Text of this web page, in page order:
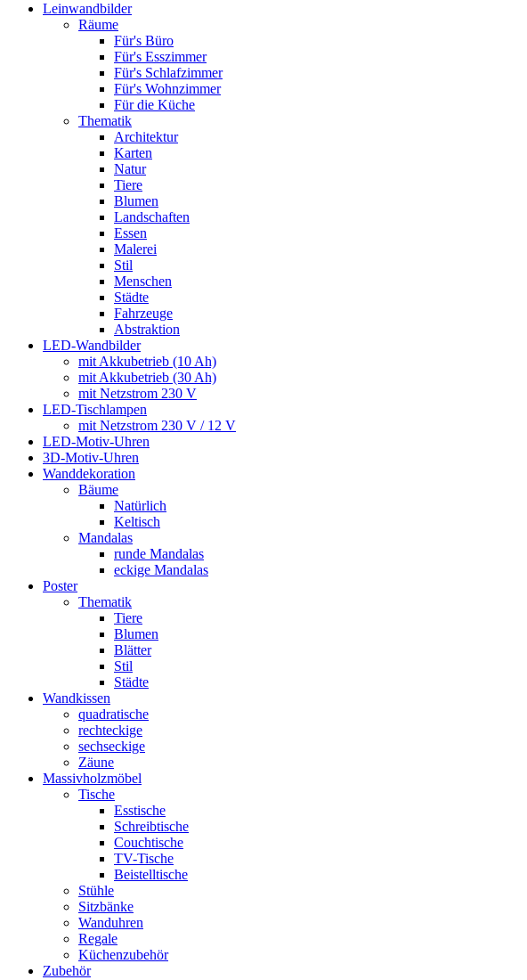
Leinwandbilder
Räume
Für's Büro
Für's Esszimmer
Für's Schlafzimmer
Für's Wohnzimmer
Für die Küche
Thematik
Architektur
Karten
Natur
Tiere
Blumen
Landschaften
Essen
Malerei
Stil
Menschen
Städte
Fahrzeuge
Abstraktion
LED-Wandbilder
mit Akkubetrieb (10 Ah)
mit Akkubetrieb (30 Ah)
mit Netzstrom 230 V
LED-Tischlampen
mit Netzstrom 230 V / 12 V
LED-Motiv-Uhren
3D-Motiv-Uhren
Wanddekoration
Bäume
Natürlich
Keltisch
Mandalas
runde Mandalas
eckige Mandalas
Poster
Thematik
Tiere
Blumen
Blätter
Stil
Städte
Wandkissen
quadratische
rechteckige
sechseckige
Zäune
Massivholzmöbel
Tische
Esstische
Schreibtische
Couchtische
TV-Tische
Beistelltische
Stühle
Sitzbänke
Wanduhren
Regale
Küchenzubehör
Zubehör